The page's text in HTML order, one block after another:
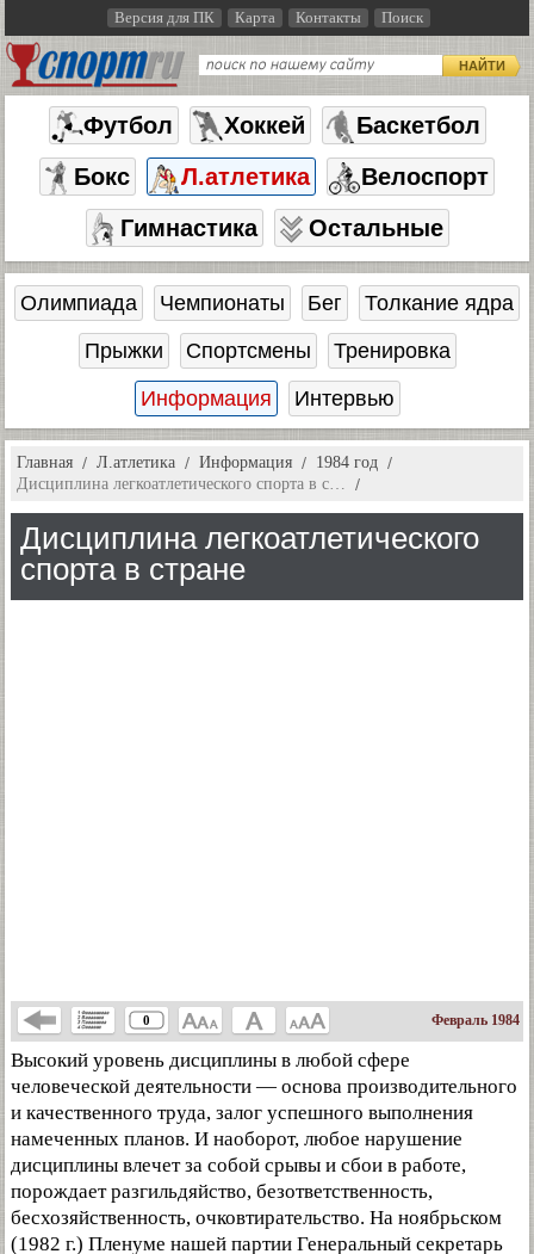
Версия для ПК Карта Контакты Поиск
НАЙТИ
Футбол Хоккей
Баскетбол
Бокс
Л.атлетика
Велоспорт
Гимнастика
Остальные
Олимпиада Чемпионаты Бег
Толкание ядра
Прыжки
Спортсмены
Тренировка
Информация
Интервью
Главная Л.атлетика Информация
1984 год
Дисциплина легкоатлетического спорта в с…
Дисциплина легкоатлетического
спорта в стране
0 Февраль 1984
Высокий уровень дисциплины в любой сфере
человеческой деятельности — основа производительного
и качественного труда, залог успешного выполнения
намеченных планов. И наоборот, любое нарушение
дисциплины влечет за собой срывы и сбои в работе,
порождает разгильдяйство, безответственность,
бесхозяйственность, очковтирательство. На ноябрьском
(1982 г.) Пленуме нашей партии Генеральный секретарь